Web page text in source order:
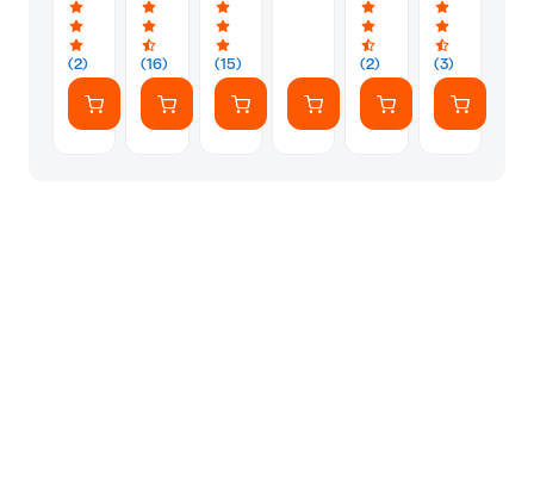
(2) (16) (15) (2) (3)